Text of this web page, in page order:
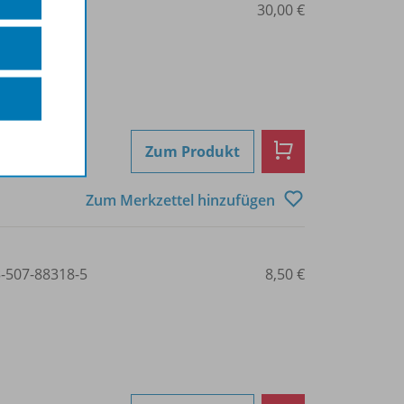
30,00 €
Zum Produkt
Zum Merkzettel hinzufügen
507-88318-5 8,50 €